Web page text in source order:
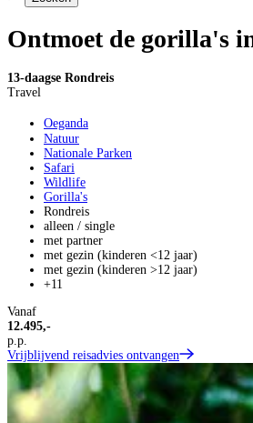
Ontmoet de gorilla's
13-daagse Rondreis
Travel
Oeganda
Natuur
Nationale Parken
Safari
Wildlife
Gorilla's
Rondreis
alleen / single
met partner
met gezin (kinderen <12 jaar)
met gezin (kinderen >12 jaar)
+11
Vanaf
12.495,-
p.p.
Vrijblijvend reisadvies ontvangen